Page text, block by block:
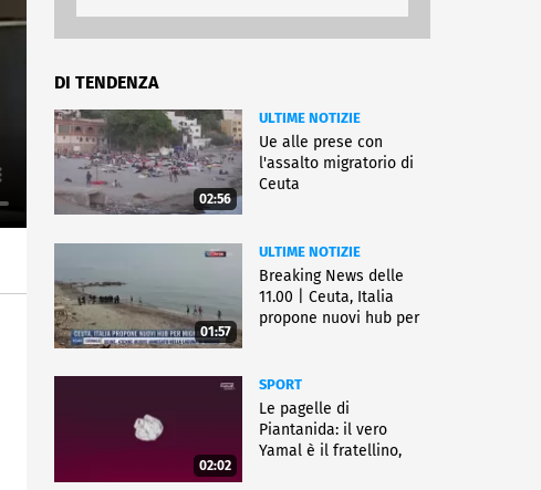
DI TENDENZA
02:56
ULTIME NOTIZIE
Ue alle prese con
l'assalto migratorio di
Ceuta
01:57
ULTIME NOTIZIE
Breaking News delle
11.00 | Ceuta, Italia
propone nuovi hub per
02:02
SPORT
Le pagelle di
Piantanida: il vero
Yamal è il fratellino,